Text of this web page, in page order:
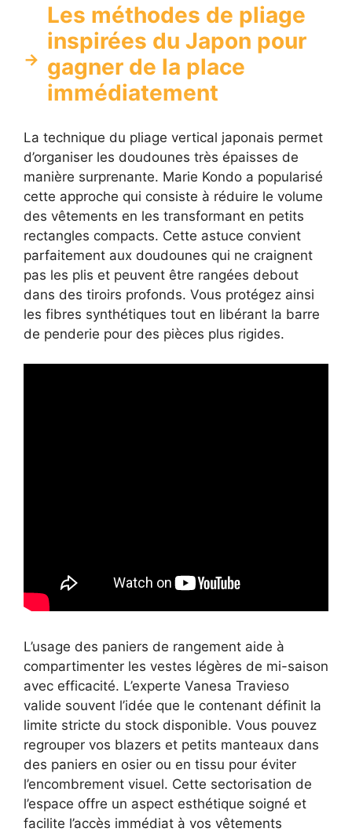
Les méthodes de pliage
inspirées du Japon pour
gagner de la place
immédiatement
La technique du pliage vertical japonais permet
d’organiser les doudounes très épaisses de
manière surprenante. Marie Kondo a popularisé
cette approche qui consiste à réduire le volume
des vêtements en les transformant en petits
rectangles compacts. Cette astuce convient
parfaitement aux doudounes qui ne craignent
pas les plis et peuvent être rangées debout
dans des tiroirs profonds. Vous protégez ainsi
les fibres synthétiques tout en libérant la barre
de penderie pour des pièces plus rigides.
L’usage des paniers de rangement aide à
compartimenter les vestes légères de mi-saison
avec efficacité. L’experte Vanesa Travieso
valide souvent l’idée que le contenant définit la
limite stricte du stock disponible. Vous pouvez
regrouper vos blazers et petits manteaux dans
des paniers en osier ou en tissu pour éviter
l’encombrement visuel. Cette sectorisation de
l’espace offre un aspect esthétique soigné et
facilite l’accès immédiat à vos vêtements